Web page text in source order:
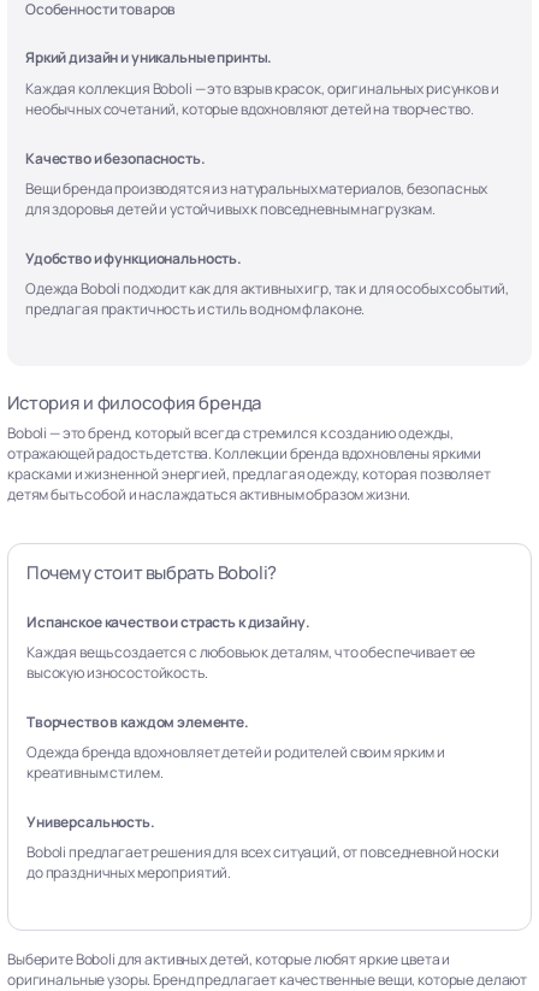
Особенности товаров
Яркий дизайн и уникальные принты.
Каждая коллекция Boboli — это взрыв красок, оригинальных рисунков и
необычных сочетаний, которые вдохновляют детей на творчество.
Качество и безопасность.
Вещи бренда производятся из натуральных материалов, безопасных
для здоровья детей и устойчивых к повседневным нагрузкам.
Удобство и функциональность.
Одежда Boboli подходит как для активных игр, так и для особых событий,
предлагая практичность и стиль в одном флаконе.
История и философия бренда
Boboli — это бренд, который всегда стремился к созданию одежды,
отражающей радость детства. Коллекции бренда вдохновлены яркими
красками и жизненной энергией, предлагая одежду, которая позволяет
детям быть собой и наслаждаться активным образом жизни.
Почему стоит выбрать Boboli?
Испанское качество и страсть к дизайну.
Каждая вещь создается с любовью к деталям, что обеспечивает ее
высокую износостойкость.
Творчество в каждом элементе.
Одежда бренда вдохновляет детей и родителей своим ярким и
креативным стилем.
Универсальность.
Boboli предлагает решения для всех ситуаций, от повседневной носки
до праздничных мероприятий.
Выберите Boboli для активных детей, которые любят яркие цвета и
оригинальные узоры. Бренд предлагает качественные вещи, которые делают